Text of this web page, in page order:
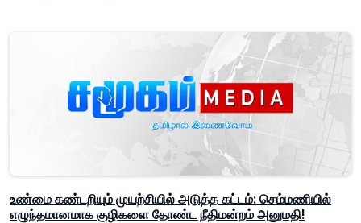
உண்மை கண்டறியும் முயற்சியில் அடுத்த கட்டம்: செம்மணியில்
எழுந்தமானமாக குழிகளை தோண்ட நீதிமன்றம் அனுமதி!